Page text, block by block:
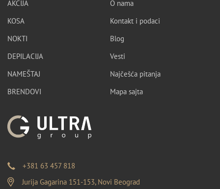
AKCIJA
KOSA
NOKTI
DEPILACIJA
NAMEŠTAJ
BRENDOVI
O nama
Kontakt i podaci
Blog
Vesti
Najčešća pitanja
Mapa sajta
+381 63 457 818
Jurija Gagarina 151-153, Novi Beograd